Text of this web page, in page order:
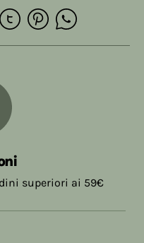
superiori ai 59€